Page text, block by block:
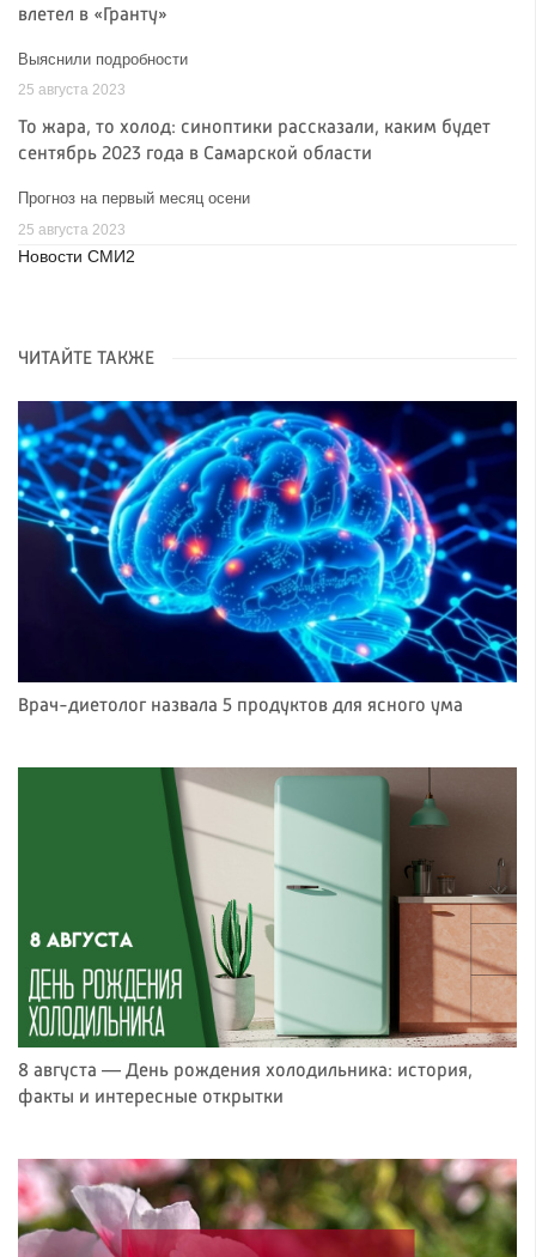
влетел в «Гранту»
Выяснили подробности
25 августа 2023
То жара, то холод: синоптики рассказали, каким будет
сентябрь 2023 года в Самарской области
Прогноз на первый месяц осени
25 августа 2023
Новости СМИ2
ЧИТАЙТЕ ТАКЖЕ
Врач-диетолог назвала 5 продуктов для ясного ума
8 августа — День рождения холодильника: история,
факты и интересные открытки